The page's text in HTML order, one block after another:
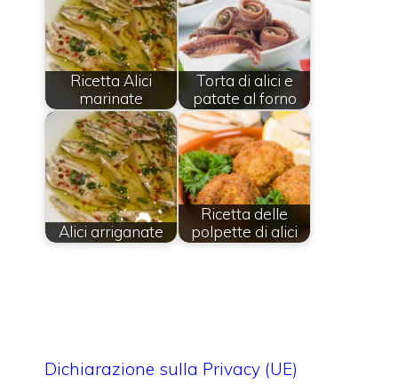
Ricetta Alici
marinate
Torta di alici e
patate al forno
Alici arriganate
Ricetta delle
polpette di alici
Dichiarazione sulla Privacy (UE)